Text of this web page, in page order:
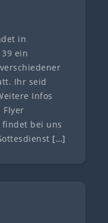
in
ein
Ihr seid
Infos
Flyer
findet bei uns
[…]